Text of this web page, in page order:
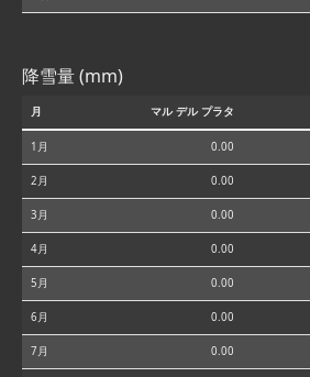
降雪量 (mm)
月 マル デル プラタ
1月 0.00
2月 0.00
3月 0.00
4月 0.00
5月 0.00
6月 0.00
7月 0.00